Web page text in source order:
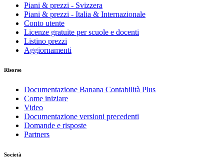
Piani & prezzi - Svizzera
Piani & prezzi - Italia & Internazionale
Conto utente
Licenze gratuite per scuole e docenti
Listino prezzi
Aggiornamenti
Risorse
Documentazione Banana Contabilità Plus
Come iniziare
Video
Documentazione versioni precedenti
Domande e risposte
Partners
Società